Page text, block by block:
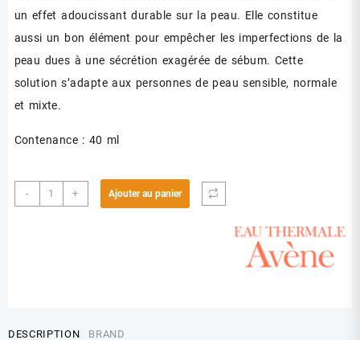
un effet adoucissant durable sur la peau. Elle constitue
aussi un bon élément pour empêcher les imperfections de la
peau dues à une sécrétion exagérée de sébum. Cette
solution s’adapte aux personnes de peau sensible, normale
et mixte.
Contenance : 40 ml
-
quantité
de
+ Ajouter au panier
DESCRIPTION BRAND